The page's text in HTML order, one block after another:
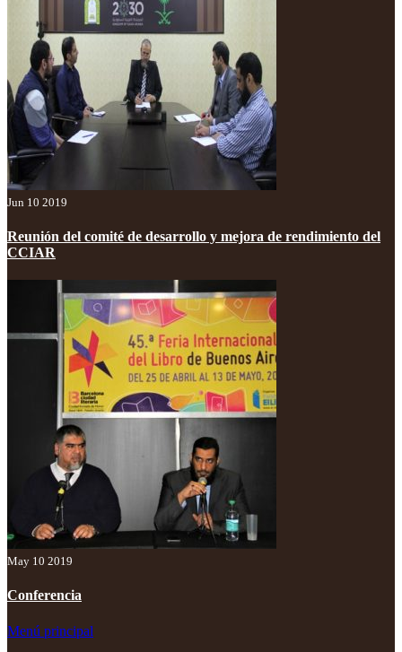
Jun 10 2019
Reunión del comité de desarrollo y mejora de rendimiento del
CCIAR
May 10 2019
Conferencia
Menú principal